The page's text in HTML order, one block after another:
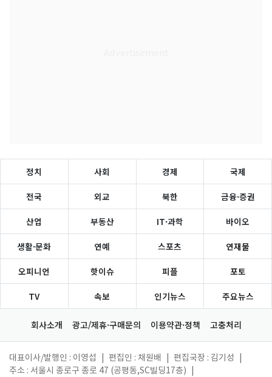
정치 사회 경제 국제
전국 외교 북한 금융·증권
산업 부동산 IT·과학 바이오
생활·문화 연예 스포츠 연재물
오피니언 핫이슈 피플 포토
TV 속보 인기뉴스 주요뉴스
회사소개 광고/제휴·구매문의 이용약관·정책 고충처리
대표이사/발행인 : 이영섭 편집인 : 채원배 편집국장 : 김기성
주소 : 서울시 종로구 종로 47 (공평동,SC빌딩17층)